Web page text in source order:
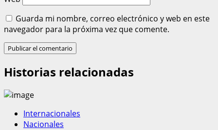
Guarda mi nombre, correo electrónico y web en este
navegador para la próxima vez que comente.
Historias relacionadas
Internacionales
Nacionales